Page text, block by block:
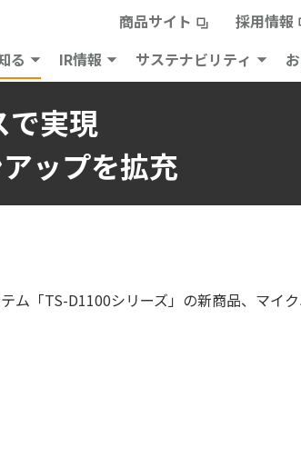
商品サイト 採用情報
る IR情報 サステナビリティ
で実現
ップを拡充
ム「TS-D1100シリーズ」の新商品、マイ